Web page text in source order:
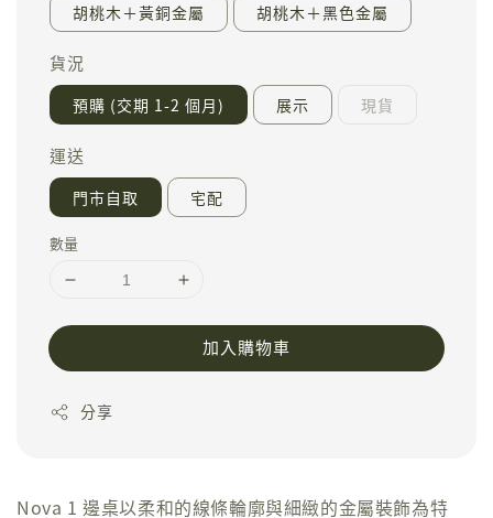
胡桃木＋黃銅金屬 胡桃木＋黑色金屬
貨況
預購 (交期 1-2 個月) 展示 現貨
運送
門市自取 宅配
數量
加入購物車
分享
Nova 1 邊桌以柔和的線條輪廓與細緻的金屬裝飾為特